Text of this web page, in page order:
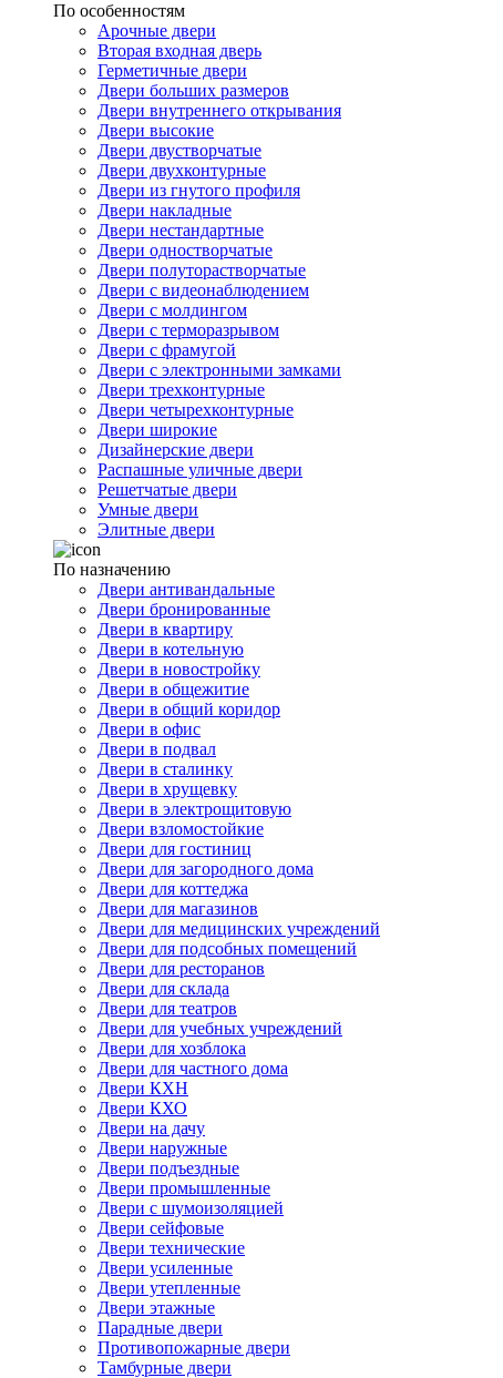
По особенностям
Арочные двери
Вторая входная дверь
Герметичные двери
Двери больших размеров
Двери внутреннего открывания
Двери высокие
Двери двустворчатые
Двери двухконтурные
Двери из гнутого профиля
Двери накладные
Двери нестандартные
Двери одностворчатые
Двери полуторастворчатые
Двери с видеонаблюдением
Двери с молдингом
Двери с терморазрывом
Двери с фрамугой
Двери с электронными замками
Двери трехконтурные
Двери четырехконтурные
Двери широкие
Дизайнерские двери
Распашные уличные двери
Решетчатые двери
Умные двери
Элитные двери
По назначению
Двери антивандальные
Двери бронированные
Двери в квартиру
Двери в котельную
Двери в новостройку
Двери в общежитие
Двери в общий коридор
Двери в офис
Двери в подвал
Двери в сталинку
Двери в хрущевку
Двери в электрощитовую
Двери взломостойкие
Двери для гостиниц
Двери для загородного дома
Двери для коттеджа
Двери для магазинов
Двери для медицинских учреждений
Двери для подсобных помещений
Двери для ресторанов
Двери для склада
Двери для театров
Двери для учебных учреждений
Двери для хозблока
Двери для частного дома
Двери КХН
Двери КХО
Двери на дачу
Двери наружные
Двери подъездные
Двери промышленные
Двери с шумоизоляцией
Двери сейфовые
Двери технические
Двери усиленные
Двери утепленные
Двери этажные
Парадные двери
Противопожарные двери
Тамбурные двери